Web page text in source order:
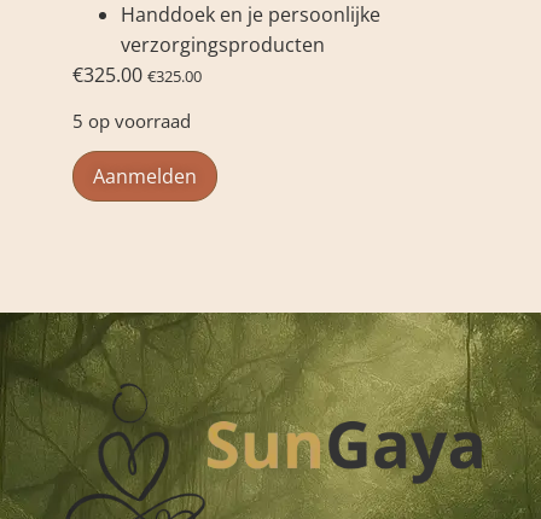
Handdoek en je persoonlijke
verzorgingsproducten
€325.00 €325.00
5 op voorraad
Aanmelden